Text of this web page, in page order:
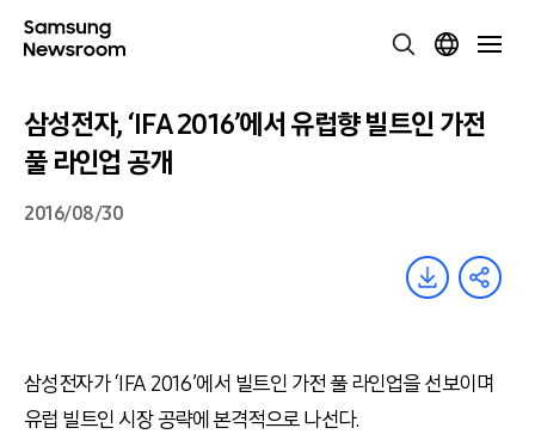
삼성전자, ‘IFA 2016’에서 유럽향 빌트인 가전
풀 라인업 공개
2016/08/30
삼성전자가 ‘IFA 2016’에서 빌트인 가전 풀 라인업을 선보이며
유럽 빌트인 시장 공략에 본격적으로 나선다.